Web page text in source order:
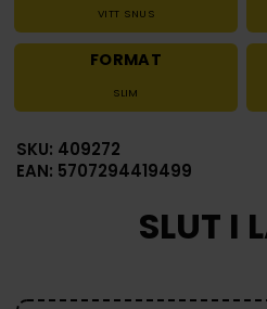
VITT SNUS
FORMAT
SLIM
SKU: 409272
EAN: 5707294419499
SLUT I